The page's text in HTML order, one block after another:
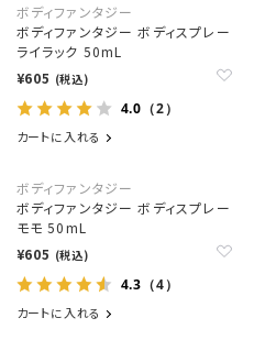
ボディファンタジー
ボディファンタジー ボディスプレー
ライラック 50mL
¥605 (税込)
4.0 （2）
カートに入れる
ボディファンタジー
ボディファンタジー ボディスプレー
モモ 50mL
¥605 (税込)
4.3 （4）
カートに入れる